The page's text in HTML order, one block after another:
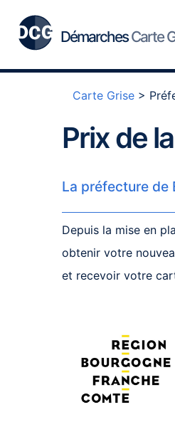
DémarchesCarte
Carte Grise >
Prix de
La préfecture
Depuis la mise en
obtenir votre
et recevoir votre